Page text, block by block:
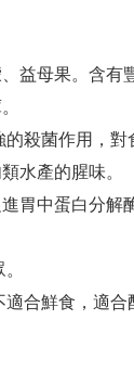
益母果。含有
殺菌作用，對
水產的腥味。
胃中蛋白分解
合鮮食，適合